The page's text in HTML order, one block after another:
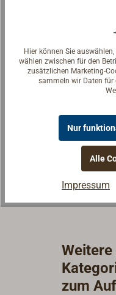
Fragen zum
Seglerinnen. Wir
passende Antwort.
zum
Hier können Sie
wählen zwischen für den
zusätzlichen Marketing-
sammeln wir Daten für
Nur
Alle
Impressum